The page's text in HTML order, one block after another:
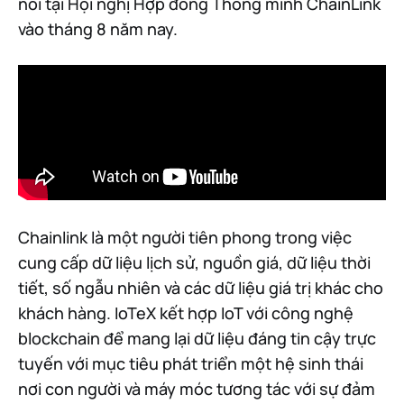
vào tháng 8 năm nay.
Chainlink là một người tiên phong trong việc
cung cấp dữ liệu lịch sử, nguồn giá, dữ liệu thời
tiết, số ngẫu nhiên và các dữ liệu giá trị khác cho
khách hàng. IoTeX kết hợp IoT với công nghệ
blockchain để mang lại dữ liệu đáng tin cậy trực
tuyến với mục tiêu phát triển một hệ sinh thái
nơi con người và máy móc tương tác với sự đảm